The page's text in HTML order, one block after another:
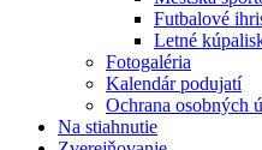
Futbalové
Letné
Fotogaléria
Kalendár podujatí
Ochrana osobných
Na stiahnutie